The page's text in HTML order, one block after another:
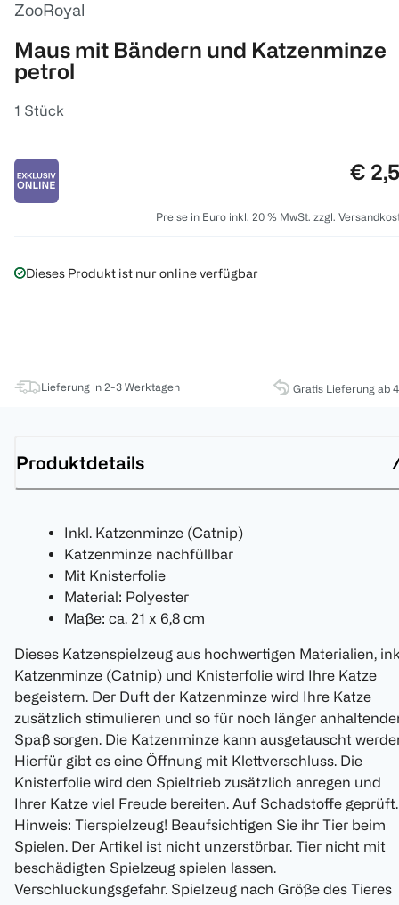
ZooRoyal
Maus mit Bändern und Katzenminze
petrol
1 Stück
€
Preise in Euro inkl. 20 % MwSt. zzgl.
Dieses Produkt ist nur online verfügbar
Lieferung in 2-3 Werktagen Gratis Lieferung ab
Produktdetails
Inkl. Katzenminze (Catnip)
Katzenminze nachfüllbar
Mit Knisterfolie
Material: Polyester
Maße: ca. 21 x 6,8 cm
Dieses Katzenspielzeug aus hochwertigen Materialien,
Katzenminze (Catnip) und Knisterfolie wird Ihre Katze
begeistern. Der Duft der Katzenminze wird Ihre Katze
zusätzlich stimulieren und so für noch länger
Spaß sorgen. Die Katzenminze kann ausgetauscht
Hierfür gibt es eine Öffnung mit Klettverschluss. Die
Knisterfolie wird den Spieltrieb zusätzlich anregen und
Ihrer Katze viel Freude bereiten. Auf Schadstoffe geprüft.
Hinweis: Tierspielzeug! Beaufsichtigen Sie ihr Tier beim
Spielen. Der Artikel ist nicht unzerstörbar. Tier nicht mit
beschädigten Spielzeug spielen lassen.
Verschluckungsgefahr. Spielzeug nach Größe des Tieres